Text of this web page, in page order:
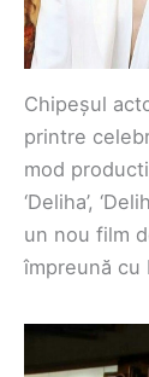
Chipeșul
printre
mod
‘Deliha’,
un nou film
împreună cu